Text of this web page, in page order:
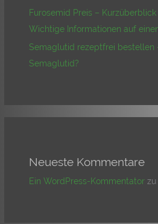
Furosemid Preis –
Wichtige Informationen auf
Semaglutid rezeptfrei bestellen
Semaglutid?
Neueste Kommentare
Ein WordPress-Kommentator zu